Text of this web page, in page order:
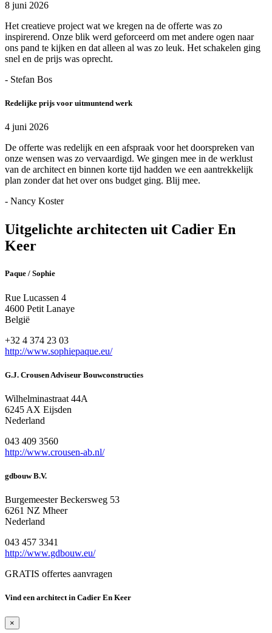
8 juni 2026
Het creatieve project wat we kregen na de offerte was zo
inspirerend. Onze blik werd geforceerd om met andere ogen naar
ons pand te kijken en dat alleen al was zo leuk. Het schakelen ging
snel en de prijs was oprecht.
- Stefan Bos
Redelijke prijs voor uitmuntend werk
4 juni 2026
De offerte was redelijk en een afspraak voor het doorspreken van
onze wensen was zo vervaardigd. We gingen mee in de werklust
van de architect en binnen korte tijd hadden we een aantrekkelijk
plan zonder dat het over ons budget ging. Blij mee.
- Nancy Koster
Uitgelichte architecten uit Cadier En
Keer
Paque / Sophie
Rue Lucassen 4
4600 Petit Lanaye
België
+32 4 374 23 03
http://www.sophiepaque.eu/
G.J. Crousen Adviseur Bouwconstructies
Wilhelminastraat 44A
6245 AX Eijsden
Nederland
043 409 3560
http://www.crousen-ab.nl/
gdbouw B.V.
Burgemeester Beckersweg 53
6261 NZ Mheer
Nederland
043 457 3341
http://www.gdbouw.eu/
GRATIS offertes aanvragen
Vind een architect in Cadier En Keer
×